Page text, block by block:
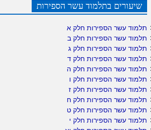
שיעורים בתלמוד עשר הספירות
תלמוד עשר הספירות חלק א
תלמוד עשר הספירות חלק ב
תלמוד עשר הספירות חלק ג
תלמוד עשר הספירות חלק ד
תלמוד עשר הספירות חלק ה
תלמוד עשר הספירות חלק ו
תלמוד עשר הספירות חלק ז
תלמוד עשר הספירות חלק ח
תלמוד עשר הספירות חלק ט
תלמוד עשר הספירות חלק י